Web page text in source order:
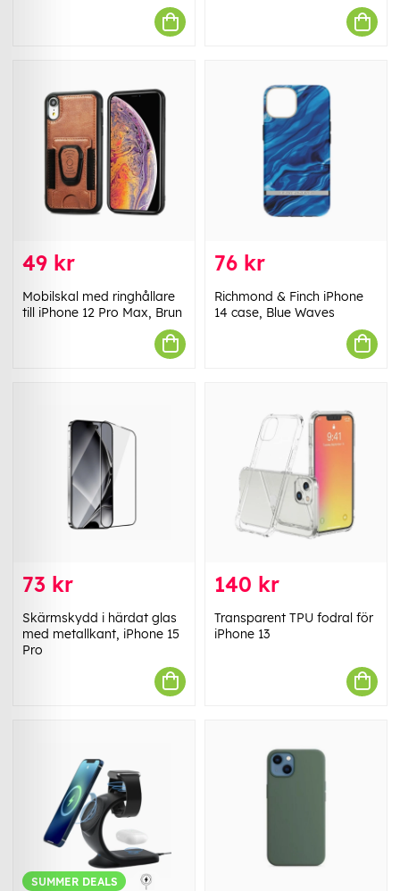
49 kr
Mobilskal med ringhållare
till iPhone 12 Pro Max, Brun
76 kr
Richmond & Finch iPhone
14 case, Blue Waves
73 kr
Skärmskydd i härdat glas
med metallkant, iPhone 15
Pro
140 kr
Transparent TPU fodral för
iPhone 13
SUMMER DEALS